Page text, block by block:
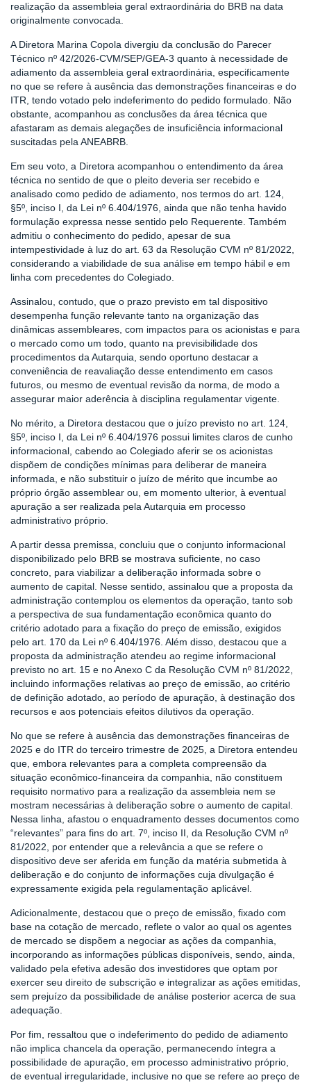
realização da assembleia geral extraordinária do BRB na data
originalmente convocada.
A Diretora Marina Copola divergiu da conclusão do Parecer
Técnico nº 42/2026-CVM/SEP/GEA-3 quanto à necessidade de
adiamento da assembleia geral extraordinária, especificamente
no que se refere à ausência das demonstrações financeiras e do
ITR, tendo votado pelo indeferimento do pedido formulado. Não
obstante, acompanhou as conclusões da área técnica que
afastaram as demais alegações de insuficiência informacional
suscitadas pela ANEABRB.
Em seu voto, a Diretora acompanhou o entendimento da área
técnica no sentido de que o pleito deveria ser recebido e
analisado como pedido de adiamento, nos termos do art. 124,
§5º, inciso I, da Lei nº 6.404/1976, ainda que não tenha havido
formulação expressa nesse sentido pelo Requerente. Também
admitiu o conhecimento do pedido, apesar de sua
intempestividade à luz do art. 63 da Resolução CVM nº 81/2022,
considerando a viabilidade de sua análise em tempo hábil e em
linha com precedentes do Colegiado.
Assinalou, contudo, que o prazo previsto em tal dispositivo
desempenha função relevante tanto na organização das
dinâmicas assembleares, com impactos para os acionistas e para
o mercado como um todo, quanto na previsibilidade dos
procedimentos da Autarquia, sendo oportuno destacar a
conveniência de reavaliação desse entendimento em casos
futuros, ou mesmo de eventual revisão da norma, de modo a
assegurar maior aderência à disciplina regulamentar vigente.
No mérito, a Diretora destacou que o juízo previsto no art. 124,
§5º, inciso I, da Lei nº 6.404/1976 possui limites claros de cunho
informacional, cabendo ao Colegiado aferir se os acionistas
dispõem de condições mínimas para deliberar de maneira
informada, e não substituir o juízo de mérito que incumbe ao
próprio órgão assemblear ou, em momento ulterior, à eventual
apuração a ser realizada pela Autarquia em processo
administrativo próprio.
A partir dessa premissa, concluiu que o conjunto informacional
disponibilizado pelo BRB se mostrava suficiente, no caso
concreto, para viabilizar a deliberação informada sobre o
aumento de capital. Nesse sentido, assinalou que a proposta da
administração contemplou os elementos da operação, tanto sob
a perspectiva de sua fundamentação econômica quanto do
critério adotado para a fixação do preço de emissão, exigidos
pelo art. 170 da Lei nº 6.404/1976. Além disso, destacou que a
proposta da administração atendeu ao regime informacional
previsto no art. 15 e no Anexo C da Resolução CVM nº 81/2022,
incluindo informações relativas ao preço de emissão, ao critério
de definição adotado, ao período de apuração, à destinação dos
recursos e aos potenciais efeitos dilutivos da operação.
No que se refere à ausência das demonstrações financeiras de
2025 e do ITR do terceiro trimestre de 2025, a Diretora entendeu
que, embora relevantes para a completa compreensão da
situação econômico-financeira da companhia, não constituem
requisito normativo para a realização da assembleia nem se
mostram necessárias à deliberação sobre o aumento de capital.
Nessa linha, afastou o enquadramento desses documentos como
“relevantes” para fins do art. 7º, inciso II, da Resolução CVM nº
81/2022, por entender que a relevância a que se refere o
dispositivo deve ser aferida em função da matéria submetida à
deliberação e do conjunto de informações cuja divulgação é
expressamente exigida pela regulamentação aplicável.
Adicionalmente, destacou que o preço de emissão, fixado com
base na cotação de mercado, reflete o valor ao qual os agentes
de mercado se dispõem a negociar as ações da companhia,
incorporando as informações públicas disponíveis, sendo, ainda,
validado pela efetiva adesão dos investidores que optam por
exercer seu direito de subscrição e integralizar as ações emitidas,
sem prejuízo da possibilidade de análise posterior acerca de sua
adequação.
Por fim, ressaltou que o indeferimento do pedido de adiamento
não implica chancela da operação, permanecendo íntegra a
possibilidade de apuração, em processo administrativo próprio,
de eventual irregularidade, inclusive no que se refere ao preço de